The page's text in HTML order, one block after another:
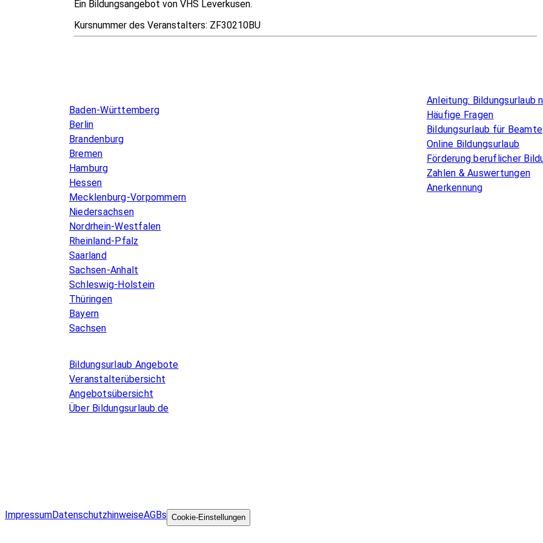
Ein Bildungsangebot von VHS Leverkusen.
Kursnummer des Veranstalters: ZF30210BU
Baden-Württemberg
Berlin
Brandenburg
Bremen
Hamburg
Hessen
Mecklenburg-Vorpommern
Niedersachsen
Nordrhein-Westfalen
Rheinland-Pfalz
Saarland
Sachsen-Anhalt
Schleswig-Holstein
Thüringen
Bayern
Sachsen
Anleitung: Bildungsurlaub
Häufige Fragen
Bildungsurlaub für Beamte
Online Bildungsurlaub
Förderung beruflicher
Zahlen & Auswertungen
Anerkennung
Bildungsurlaub Angebote
Veranstalterübersicht
Angebotsübersicht
Über Bildungsurlaub.de
ImpressumDatenschutzhinweiseAGBs Cookie-Einstellungen